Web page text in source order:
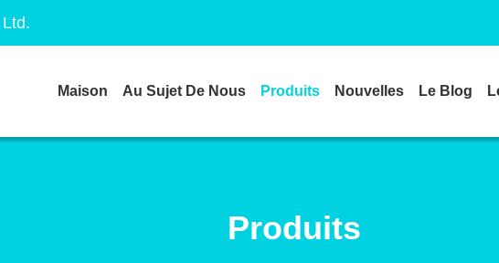
Maison Au Sujet De Nous Produits Nouvelles Le Blog
Produits